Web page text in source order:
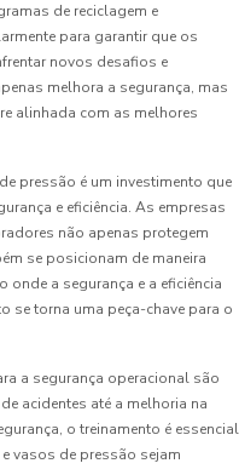
de reciclagem e
para garantir que os
novos desafios e
melhora a segurança, mas
alinhada com as melhores
pressão é um investimento que
e eficiência. As empresas
não apenas protegem
se posicionam de maneira
onde a segurança e a eficiência
se torna uma peça-chave para o
a segurança operacional são
acidentes até a melhoria na
o treinamento é essencial
vasos de pressão sejam